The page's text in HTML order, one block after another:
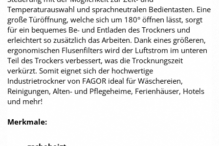
Temperaturauswahl und sprachneutralen Bedientasten. Eine
große Türöffnung, welche sich um 180° öffnen lässt, sorgt
für ein bequemes Be- und Entladen des Trockners und
erleichtert so zusätzlich das Arbeiten. Dank eines größeren,
ergonomischen Flusenfilters wird der Luftstrom im unteren
Teil des Trockers verbessert, was die Trocknungszeit
verkürzt. Somit eignet sich der hochwertige
Industrietrockner von FAGOR ideal für Wäschereien,
Reinigungen, Alten- und Pflegeheime, Ferienhäuser, Hotels
und mehr!
Merkmale: